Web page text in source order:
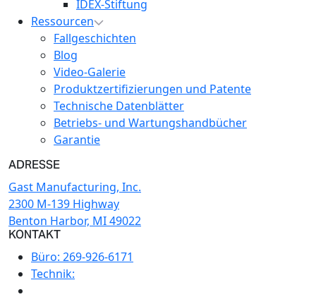
IDEX-Stiftung
Ressourcen
Fallgeschichten
Blog
Video-Galerie
Produktzertifizierungen und Patente
Technische Datenblätter
Betriebs- und Wartungshandbücher
Garantie
ADRESSE
Gast Manufacturing, Inc.
2300 M-139 Highway
Benton Harbor, MI 49022
KONTAKT
Büro: 269-926-6171
Technik: